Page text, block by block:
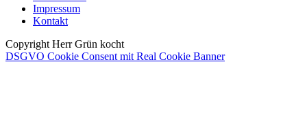
Impressum
Kontakt
Copyright Herr Grün kocht
DSGVO Cookie Consent mit Real Cookie Banner